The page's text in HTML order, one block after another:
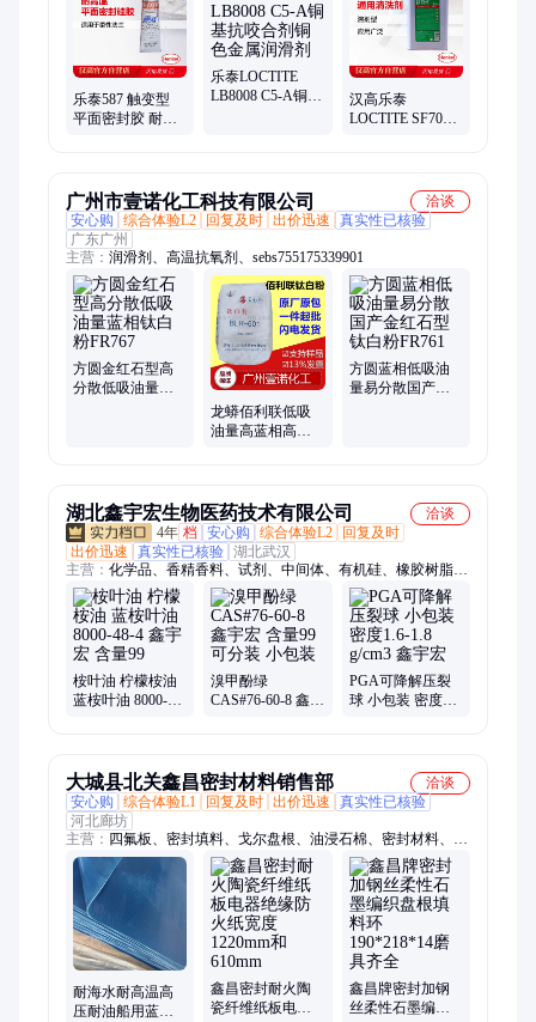
DCA、易力高三防漆、乐泰243、乐泰222、乐泰577、乐泰660、
乐泰277、乐泰680、吸烟仪、乐泰263、乐泰270、威勒焊台
乐泰587 触变型
平面密封胶 耐油
乐泰LOCTITE
LB8008 C5-A铜基
汉高乐泰
LOCTITE SF7070
广州市壹诺化工科技有限公司
洽谈
安心购
综合体验L2 回复及时 出价迅速
真实性已核验
广东广州
主营： 润滑剂、高温抗氧剂、sebs755175339901
方圆金红石型高
分散低吸油量蓝
龙蟒佰利联低吸
油量高蓝相高耐
方圆蓝相低吸油
量易分散国产金
湖北鑫宇宏生物医药技术有限公司
洽谈
4年 档 安心购 综合体验L2
回复及时
出价迅速
真实性已核验 湖北武汉
主营： 化学品、香精香料、试剂、中间体、有机硅、橡胶树脂、
催化剂、纳米材料
桉叶油 柠檬桉油
蓝桉叶油 8000-48-
溴甲酚绿
CAS#76-60-8 鑫宇
PGA可降解压裂
球 小包装 密度
大城县北关鑫昌密封材料销售部
洽谈
安心购
综合体验L1 回复及时 出价迅速
真实性已核验
河北廊坊
主营： 四氟板、密封填料、戈尔盘根、油浸石棉、密封材料、四
氟弹性带、泥状软填料、陶瓷纤维带、石墨接地线、柔性接地电
缆、高压石墨盘根、法兰滤网垫片、硅酸铝纤维绳、陶瓷纤维防
火布、柔性石墨复合板
耐海水耐高温高
压耐油船用蓝芳
鑫昌密封耐火陶
瓷纤维纸板电器
鑫昌牌密封加钢
丝柔性石墨编织